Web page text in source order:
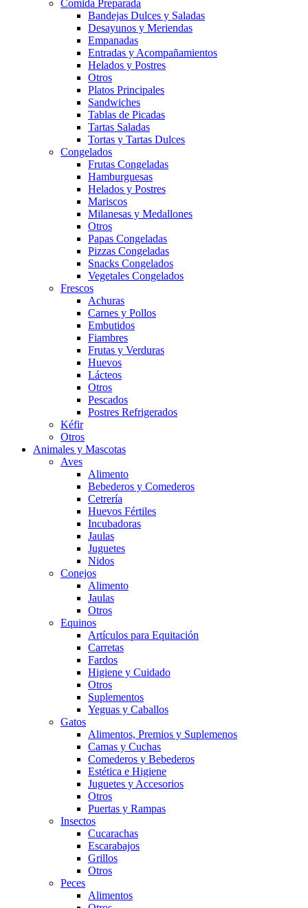
Comida Preparada
Bandejas Dulces y Saladas
Desayunos y Meriendas
Empanadas
Entradas y Acompañamientos
Helados y Postres
Otros
Platos Principales
Sandwiches
Tablas de Picadas
Tartas Saladas
Tortas y Tartas Dulces
Congelados
Frutas Congeladas
Hamburguesas
Helados y Postres
Mariscos
Milanesas y Medallones
Otros
Papas Congeladas
Pizzas Congeladas
Snacks Congelados
Vegetales Congelados
Frescos
Achuras
Carnes y Pollos
Embutidos
Fiambres
Frutas y Verduras
Huevos
Lácteos
Otros
Pescados
Postres Refrigerados
Kéfir
Otros
Animales y Mascotas
Aves
Alimento
Bebederos y Comederos
Cetrería
Huevos Fértiles
Incubadoras
Jaulas
Juguetes
Nidos
Conejos
Alimento
Jaulas
Otros
Equinos
Artículos para Equitación
Carretas
Fardos
Higiene y Cuidado
Otros
Suplementos
Yeguas y Caballos
Gatos
Alimentos, Premios y Suplemenos
Camas y Cuchas
Comederos y Bebederos
Estética e Higiene
Juguetes y Accesorios
Otros
Puertas y Rampas
Insectos
Cucarachas
Escarabajos
Grillos
Otros
Peces
Alimentos